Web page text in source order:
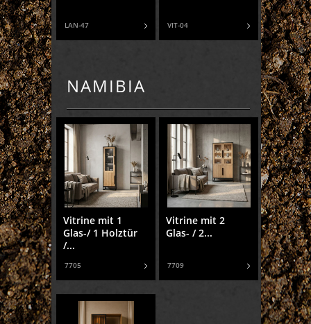
LAN-47 VIT-04
NAMIBIA
Vitrine mit 1
Glas-/ 1 Holztür
/...
7705
Vitrine mit 2
Glas- / 2...
7709